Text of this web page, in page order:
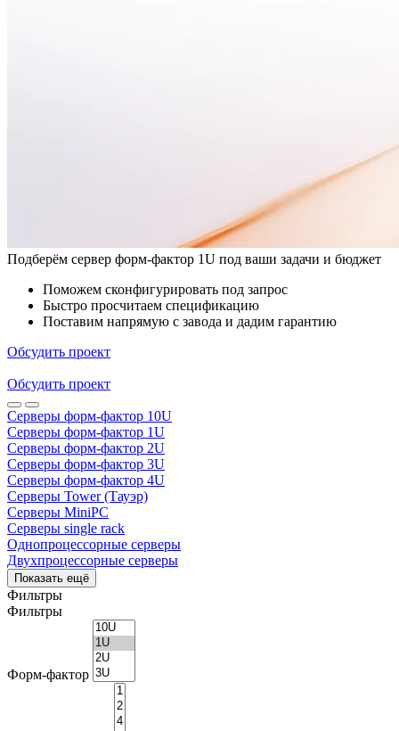
Подберём сервер форм-фактор 1U под ваши задачи и бюджет
Поможем сконфигурировать под запрос
Быстро просчитаем спецификацию
Поставим напрямую с завода и дадим гарантию
Обсудить проект
Обсудить проект
Серверы форм-фактор 10U
Серверы форм-фактор 1U
Серверы форм-фактор 2U
Серверы форм-фактор 3U
Серверы форм-фактор 4U
Серверы Tower (Тауэр)
Серверы MiniPC
Серверы single rack
Однопроцессорные серверы
Двухпроцессорные серверы
Показать ещё
Фильтры
Фильтры
Форм-фактор